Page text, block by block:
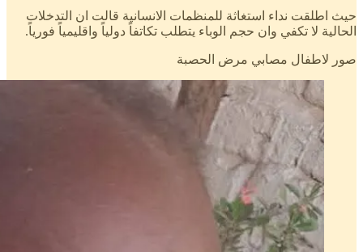
حيث اطلقت نداء استغاثة للمنظمات الانسانية قالت ان التدخلات
الحالية لا تكفي وان حجم الوباء يتطلب تكاتفاً دولياً واقليمياً فورياً.
صور لاطفال مصابي مرض الحصبة